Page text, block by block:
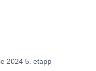
2024 5. etapp